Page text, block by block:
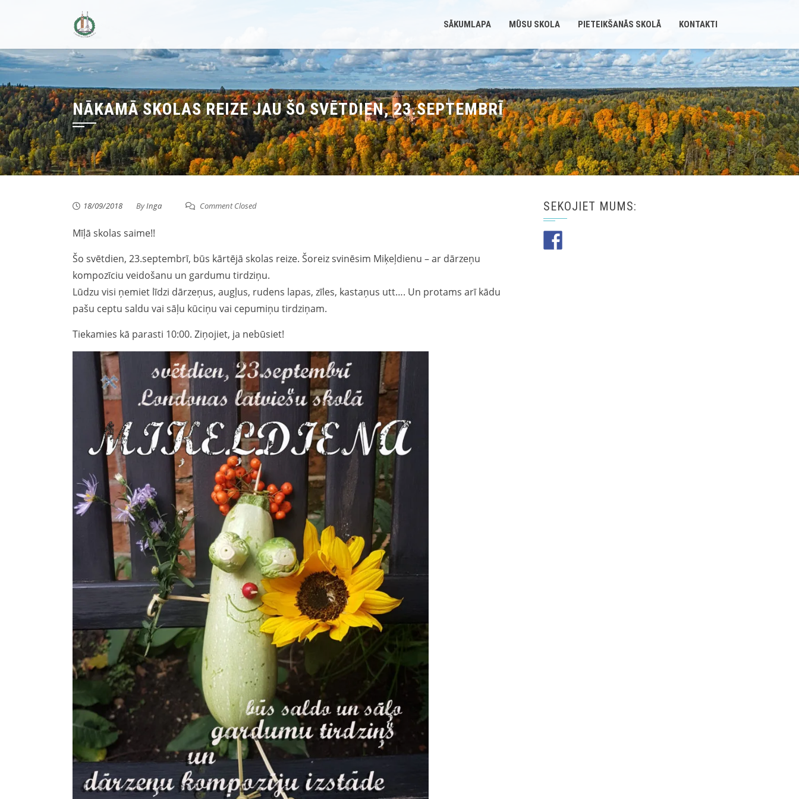
SĀKUMLAPA MŪSU SKOLA PIETEIKŠANĀS SKOLĀ KONTAKTI
NĀKAMĀ SKOLAS REIZE JAU ŠO SVĒTDIEN, 23.SEPTEMBRĪ
18/09/2018 ByInga Comment Closed
Mīļā skolas saime!!
Šo svētdien, 23.septembrī, būs kārtējā skolas reize. Šoreiz svinēsim Miķeļdienu – ar dārzeņu
kompozīciu veidošanu un gardumu tirdziņu.
Lūdzu visi ņemiet līdzi dārzeņus, augļus, rudens lapas, zīles, kastaņus utt…. Un protams arī kādu
pašu ceptu saldu vai sāļu kūciņu vai cepumiņu tirdziņam.
Tiekamies kā parasti 10:00. Ziņojiet, ja nebūsiet!
SEKOJIET MUMS: